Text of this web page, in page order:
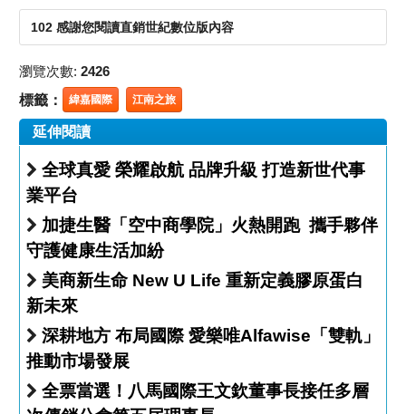
102 感謝您閱讀直銷世紀數位版內容
瀏覽次數: 2426
標籤： 緯嘉國際 江南之旅
延伸閱讀
全球真愛 榮耀啟航 品牌升級 打造新世代事
業平台
加捷生醫「空中商學院」火熱開跑 攜手夥伴
守護健康生活加紛
美商新生命 New U Life 重新定義膠原蛋白
新未來
深耕地方 布局國際 愛樂唯Alfawise「雙軌」
推動市場發展
全票當選！八馬國際王文欽董事長接任多層